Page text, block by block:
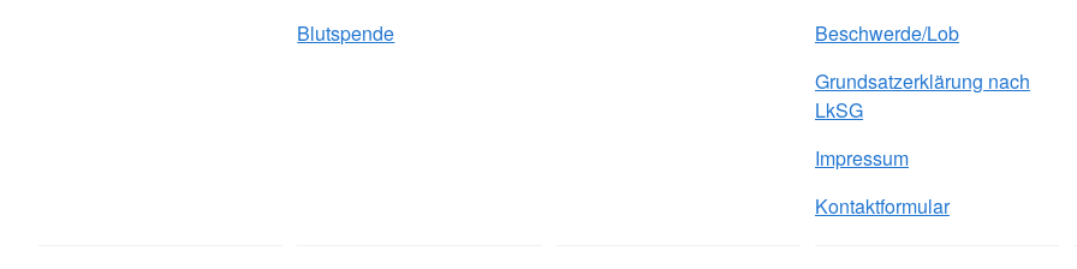
Blutspende
Beschwerde/Lob
Grundsatzerklärung nach
LkSG
Impressum
Kontaktformular